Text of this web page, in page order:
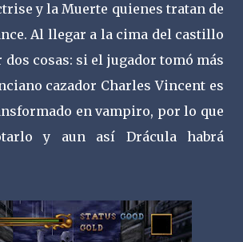
y la Muerte quienes tratan de
Al llegar a la cima del castillo
cosas: si el jugador tomó más
cazador Charles Vincent es
en vampiro, por lo que
y aun así Drácula habrá